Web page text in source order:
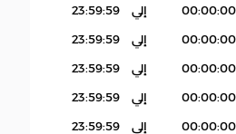
00:00:00 إلي 23:59:59
00:00:00 إلي 23:59:59
00:00:00 إلي 23:59:59
00:00:00 إلي 23:59:59
00:00:00 إلي 23:59:59